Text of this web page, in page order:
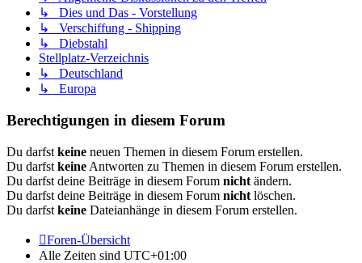
↳ Dies und Das - Vorstellung
↳ Verschiffung - Shipping
↳ Diebstahl
Stellplatz-Verzeichnis
↳ Deutschland
↳ Europa
Berechtigungen in diesem Forum
Du darfst keine neuen Themen in diesem Forum erstellen.
Du darfst keine Antworten zu Themen in diesem Forum erstellen.
Du darfst deine Beiträge in diesem Forum nicht ändern.
Du darfst deine Beiträge in diesem Forum nicht löschen.
Du darfst keine Dateianhänge in diesem Forum erstellen.
Foren-Übersicht
Alle Zeiten sind UTC+01:00